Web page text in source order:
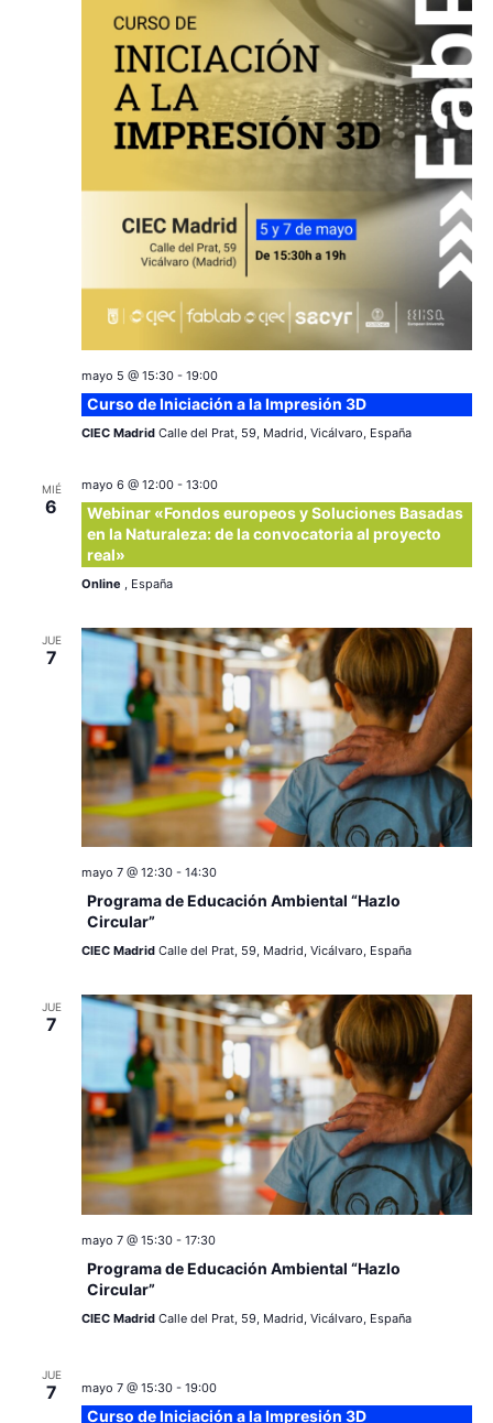
mayo 5 @ 15:30- 19:00
Curso de Iniciación a la Impresión 3D
CIEC Madrid Calle del Prat, 59, Madrid, Vicálvaro, España
MIÉ
6
mayo 6 @ 12:00- 13:00
Webinar «Fondos europeos y Soluciones Basadas
en la Naturaleza: de la convocatoria al proyecto
real»
Online , España
JUE
7
mayo 7 @ 12:30- 14:30
Programa de Educación Ambiental “Hazlo
Circular”
CIEC Madrid Calle del Prat, 59, Madrid, Vicálvaro, España
JUE
7
mayo 7 @ 15:30- 17:30
Programa de Educación Ambiental “Hazlo
Circular”
CIEC Madrid Calle del Prat, 59, Madrid, Vicálvaro, España
JUE
7 mayo 7 @ 15:30- 19:00
Curso de Iniciación a la Impresión 3D